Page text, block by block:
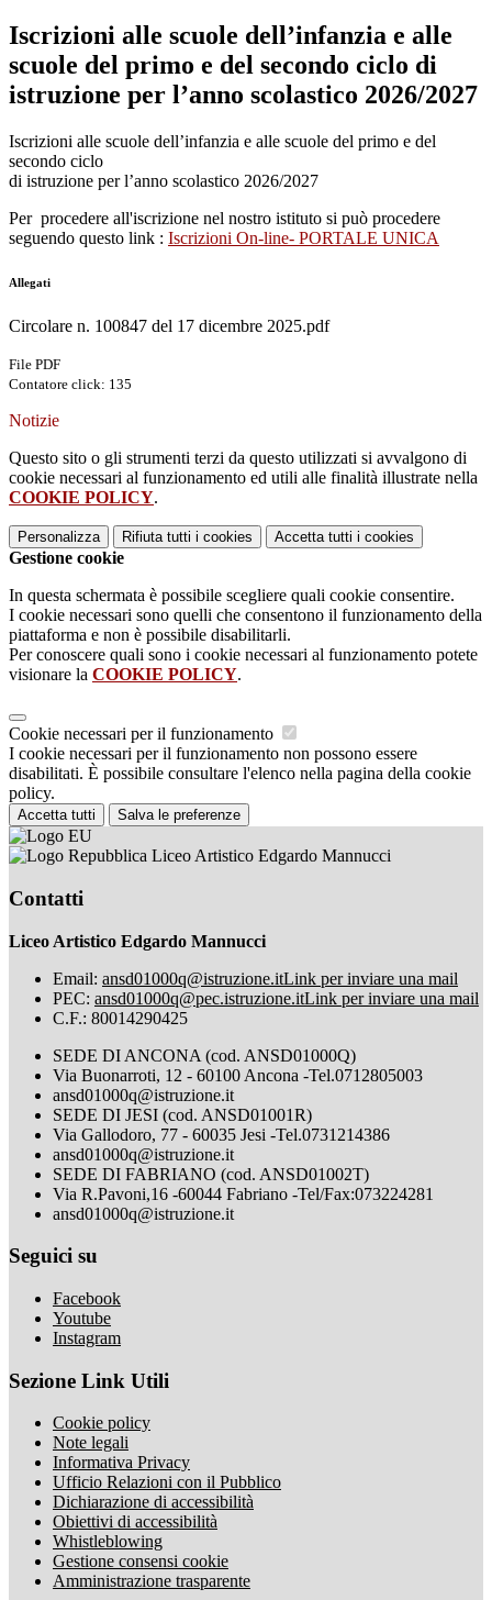
Iscrizioni alle scuole dell’infanzia e alle
scuole del primo e del secondo ciclo di
istruzione per l’anno scolastico 2026/2027
Iscrizioni alle scuole dell’infanzia e alle scuole del primo e del
secondo ciclo
di istruzione per l’anno scolastico 2026/2027
Per procedere all'iscrizione nel nostro istituto si può procedere
seguendo questo link : Iscrizioni On-line- PORTALE UNICA
Allegati
Circolare n. 100847 del 17 dicembre 2025.pdf
File PDF
Contatore click: 135
Notizie
Questo sito o gli strumenti terzi da questo utilizzati si avvalgono di
cookie necessari al funzionamento ed utili alle finalità illustrate nella
COOKIE POLICY.
Personalizza Rifiuta tutti i cookies Accetta tutti i cookies
Gestione cookie
In questa schermata è possibile scegliere quali cookie consentire.
I cookie necessari sono quelli che consentono il funzionamento della
piattaforma e non è possibile disabilitarli.
Per conoscere quali sono i cookie necessari al funzionamento potete
visionare la COOKIE POLICY.
Cookie necessari per il funzionamento
I cookie necessari per il funzionamento non possono essere
disabilitati. È possibile consultare l'elenco nella pagina della cookie
policy.
Accetta tutti Salva le preferenze
Liceo Artistico Edgardo Mannucci
Contatti
Liceo Artistico Edgardo Mannucci
Email: ansd01000q@istruzione.itLink per inviare una mail
PEC: ansd01000q@pec.istruzione.itLink per inviare una mail
C.F.: 80014290425
SEDE DI ANCONA (cod. ANSD01000Q)
Via Buonarroti, 12 - 60100 Ancona -Tel.0712805003
ansd01000q@istruzione.it
SEDE DI JESI (cod. ANSD01001R)
Via Gallodoro, 77 - 60035 Jesi -Tel.0731214386
ansd01000q@istruzione.it
SEDE DI FABRIANO (cod. ANSD01002T)
Via R.Pavoni,16 -60044 Fabriano -Tel/Fax:073224281
ansd01000q@istruzione.it
Seguici su
Facebook
Youtube
Instagram
Sezione Link Utili
Cookie policy
Note legali
Informativa Privacy
Ufficio Relazioni con il Pubblico
Dichiarazione di accessibilità
Obiettivi di accessibilità
Whistleblowing
Gestione consensi cookie
Amministrazione trasparente